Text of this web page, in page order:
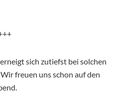
sich zutiefst bei solchen
freuen uns schon auf den